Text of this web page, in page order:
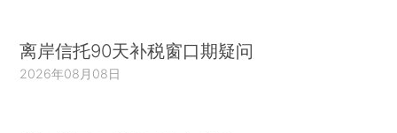
离岸信托90天补税窗口期疑问
2026年08月08日